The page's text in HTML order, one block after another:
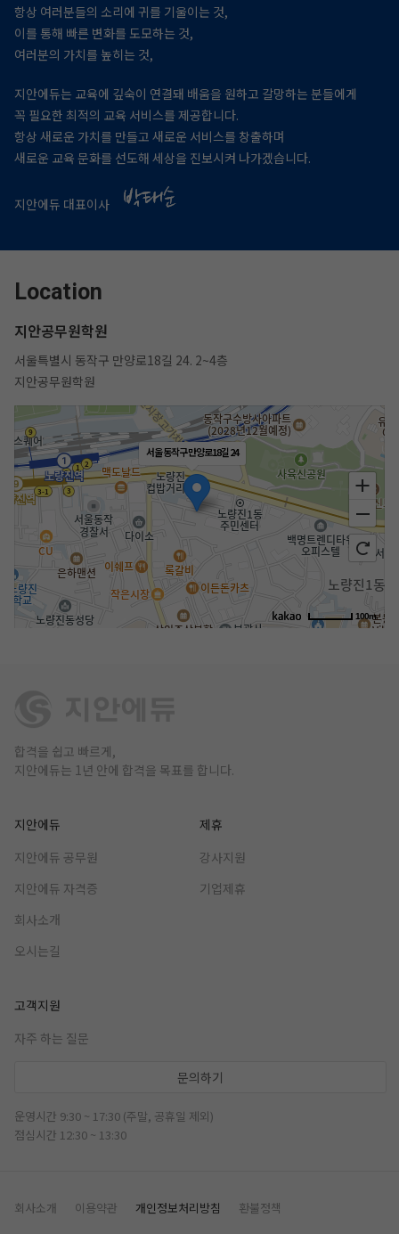
항상 여러분들의 소리에 귀를 기울이는 것,
이를 통해 빠른 변화를 도모하는 것,
여러분의 가치를 높히는 것,
지안에듀는 교육에 깊숙이 연결돼 배움을 원하고 갈망하는 분들에게
꼭 필요한 최적의 교육 서비스를 제공합니다.
항상 새로운 가치를 만들고 새로운 서비스를 창출하며
새로운 교육 문화를 선도해 세상을 진보시켜 나가겠습니다.
지안에듀 대표이사
Location
지안공무원학원
서울특별시 동작구 만양로18길 24. 2~4층
지안공무원학원
서울 동작구 만양로18길 24
100m
합격을 쉽고 빠르게,
지안에듀는 1년 안에 합격을 목표를 합니다.
지안에듀
지안에듀 공무원
지안에듀 자격증
회사소개
오시는길
제휴
강사지원
기업제휴
고객지원
자주 하는 질문
문의하기
운영시간 9:30 ~ 17:30 (주말, 공휴일 제외)
점심시간 12:30 ~ 13:30
회사소개 이용약관 개인정보처리방침
환불정책